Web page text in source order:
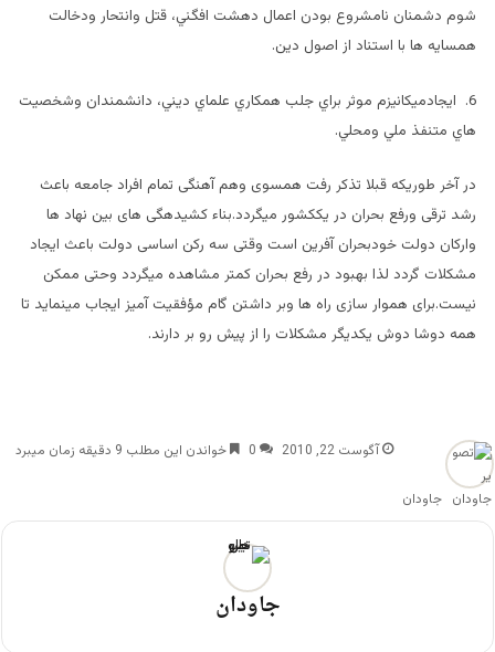
شوم دشمنان نامشروع بودن اعمال دهشت افگني، قتل وانتحار ودخالت
همسايه ها با استناد از اصول دین.
6. ايجادميكانيزم موثر براي جلب همكاري علماي ديني، دانشمندان وشخصيت
هاي متنفذ ملي ومحلي.
در آخر طوریکه قبلا تذکر رفت همسوی وهم آهنگی تمام افراد جامعه باعث
رشد ترقی ورفع بحران در یککشور میگردد.بناء کشیدهگی های بین نهاد ها
وارکان دولت خودبحران آفرین است وقتی سه رکن اساسی دولت باعث ایجاد
مشکلات گردد لذا بهبود در رفع بحران کمتر مشاهده میگردد وحتی ممکن
نیست.برای هموار سازی راه ها وبر داشتن گام مؤفقیت آمیز ایجاب مینماید تا
همه دوشا دوش یکدیگر مشکلات را از پیش رو بر دارند.
جاودان
آگوست 22, 2010 0 خواندن این مطلب 9 دقیقه زمان میبرد
جاودان